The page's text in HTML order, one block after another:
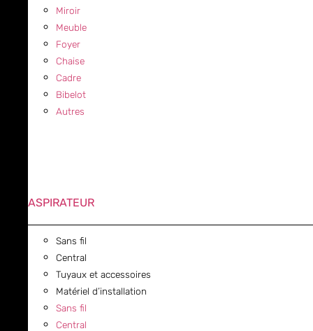
Miroir
Meuble
Foyer
Chaise
Cadre
Bibelot
Autres
ASPIRATEUR
Sans fil
Central
Tuyaux et accessoires
Matériel d’installation
Sans fil
Central